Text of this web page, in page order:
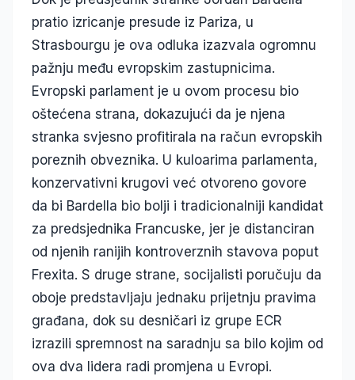
pratio izricanje presude iz Pariza, u
Strasbourgu je ova odluka izazvala ogromnu
pažnju među evropskim zastupnicima.
Evropski parlament je u ovom procesu bio
oštećena strana, dokazujući da je njena
stranka svjesno profitirala na račun evropskih
poreznih obveznika. U kuloarima parlamenta,
konzervativni krugovi već otvoreno govore
da bi Bardella bio bolji i tradicionalniji kandidat
za predsjednika Francuske, jer je distanciran
od njenih ranijih kontroverznih stavova poput
Frexita. S druge strane, socijalisti poručuju da
oboje predstavljaju jednaku prijetnju pravima
građana, dok su desničari iz grupe ECR
izrazili spremnost na saradnju sa bilo kojim od
ova dva lidera radi promjena u Evropi.